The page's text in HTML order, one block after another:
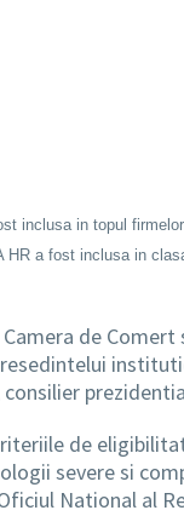
inclusa in topul
a fost inclusa in
de
de
severe si
National al